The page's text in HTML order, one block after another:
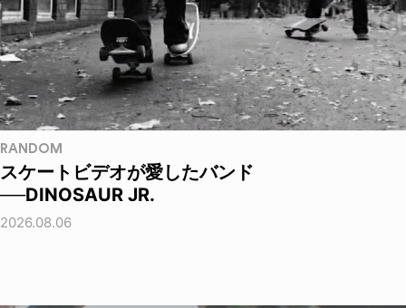
RANDOM
スケートビデオが愛したバンド
──DINOSAUR JR.
2026.08.06